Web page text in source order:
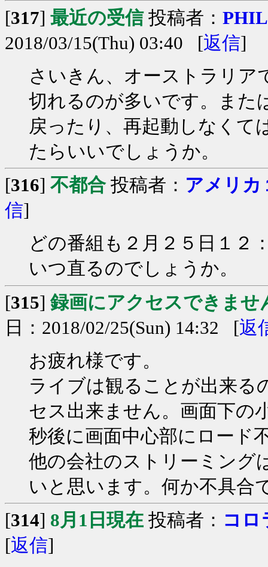
[317] 最近の受信投稿者：
2018/03/15(Thu) 03:40 [返信]
さいきん、オーストラリア
切れるのが多いです。また
戻ったり、再起動しなくて
たらいいでしょうか。
[316] 不都合投稿者： アメリカ
信]
どの番組も２月２５日１２
いつ直るのでしょうか。
[315] 録画にアクセスできませ
日：2018/02/25(Sun) 14:32 [返
お疲れ様です。
ライブは観ることが出来る
セス出来ません。画面下の
秒後に画面中心部にロード
他の会社のストリーミング
いと思います。何か不具合
[314] 8月1日現在 投稿者： コロ
[返信]